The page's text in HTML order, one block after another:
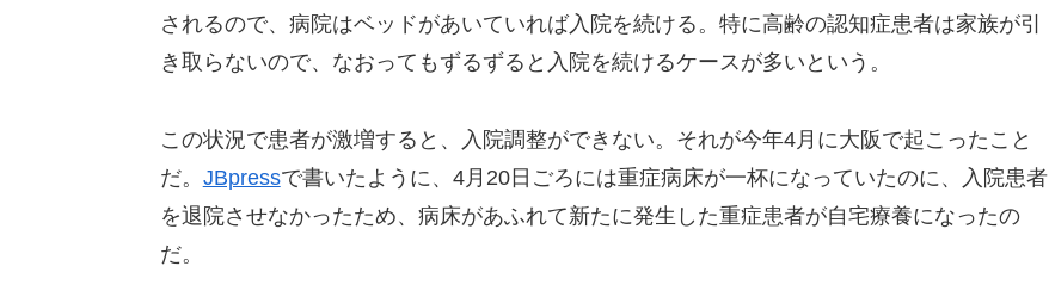
されるので、病院はベッドがあいていれば入院を続ける。特に高齢の認知症患者は家族が引
き取らないので、なおってもずるずると入院を続けるケースが多いという。
この状況で患者が激増すると、入院調整ができない。それが今年4月に大阪で起こったこと
だ。 JBpressで書いたように、4月20日ごろには重症病床が一杯になっていたのに、入院患者
を退院させなかったため、病床があふれて新たに発生した重症患者が自宅療養になったの
だ。